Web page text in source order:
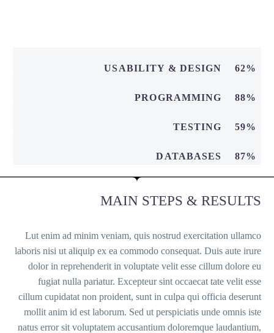
Lut enim
laboris nisi ut
dolor in
fugiat
cillum
mollit anim
natus error